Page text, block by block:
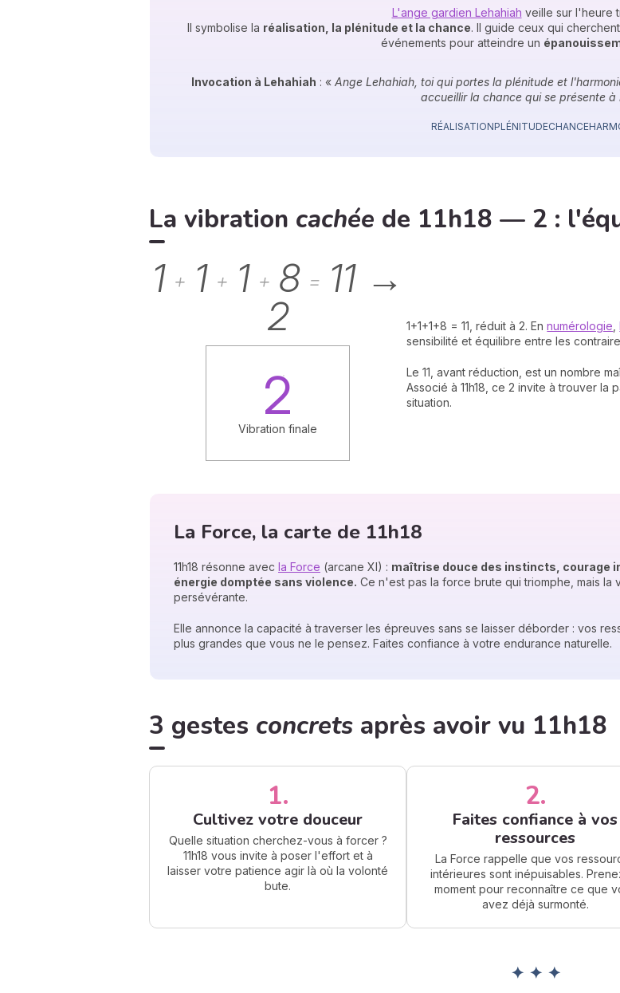
L'ange gardien Lehahiah veille sur l'heure
Il symbolise la réalisation, la plénitude et la chance. Il guide ceux qui
événements pour atteindre un
Invocation à Lehahiah : « Ange Lehahiah, toi qui portes la plénitude et
accueillir la chance qui se présente à
RÉALISATIONPLÉNITUDECHANCE
La vibration cachée de 11h18 — 2 :
1 + 1 + 1 + 8 = 11 →
2
2
Vibration finale
1+1+1+8 = 11, réduit à 2. Ennumérologie ,
sensibilité et équilibre entre les
Le 11, avant réduction, est un nombre
Associé à 11h18, ce 2 invite à trouver
situation.
La Force, la carte de 11h18
11h18 résonne avec la Force (arcane XI) : maîtrise douce des instincts, courage
énergie domptée sans violence. Ce n'est pas la force brute qui triomphe, mais la
persévérante.
Elle annonce la capacité à traverser les épreuves sans se laisser déborder : vos
plus grandes que vous ne le pensez. Faites confiance à votre endurance naturelle.
3 gestes concrets après avoir vu 11h18
1.
Cultivez votre douceur
Quelle situation cherchez-vous à forcer ?
11h18 vous invite à poser l'effort et à
laisser votre patience agir là où la volonté
bute.
2.
Faites confiance à vos
ressources
La Force rappelle que vos
intérieures sont inépuisables.
moment pour reconnaître ce que
avez déjà surmonté.
✦ ✦ ✦